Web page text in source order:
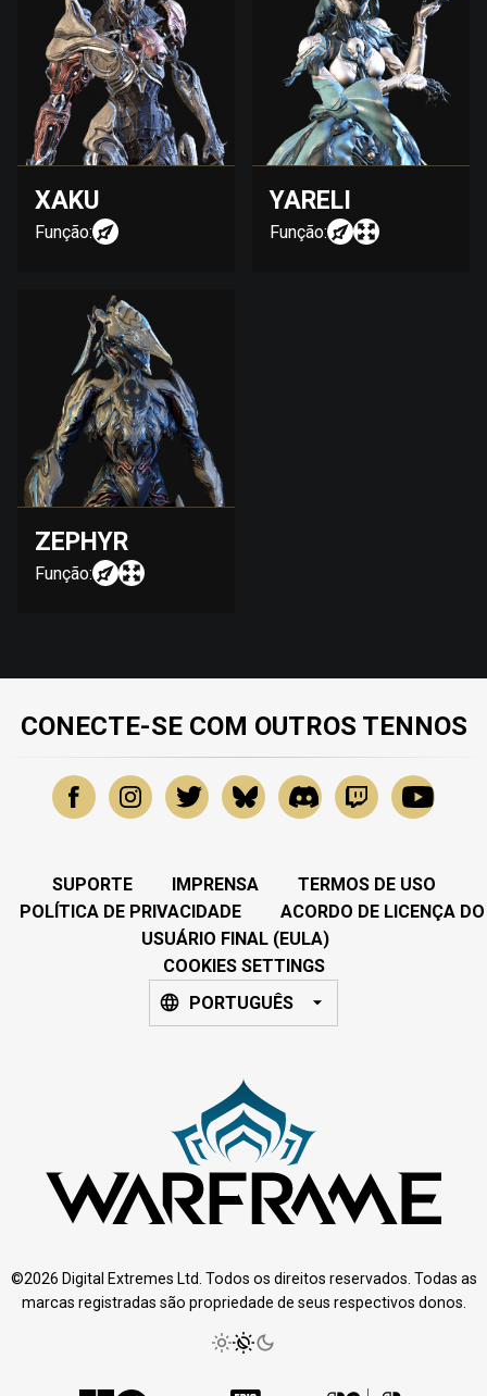
XAKU
Função:
YARELI
Função:
ZEPHYR
Função:
CONECTE-SE COM OUTROS TENNOS
SUPORTE IMPRENSA
TERMOS DE USO
POLÍTICA DE PRIVACIDADE
ACORDO DE LICENÇA DO
USUÁRIO FINAL (EULA)
COOKIES SETTINGS
PORTUGUÊS
©2026 Digital Extremes Ltd. Todos os direitos reservados. Todas as
marcas registradas são propriedade de seus respectivos donos.